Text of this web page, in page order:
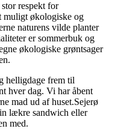
respekt for
muligt økologiske og
naturens vilde planter
er sommerbuk og
økologiske grøntsager
helligdage frem til
hver dag. Vi har åbent
mad ud af huset.Sejerø
lækre sandwich eller
med.